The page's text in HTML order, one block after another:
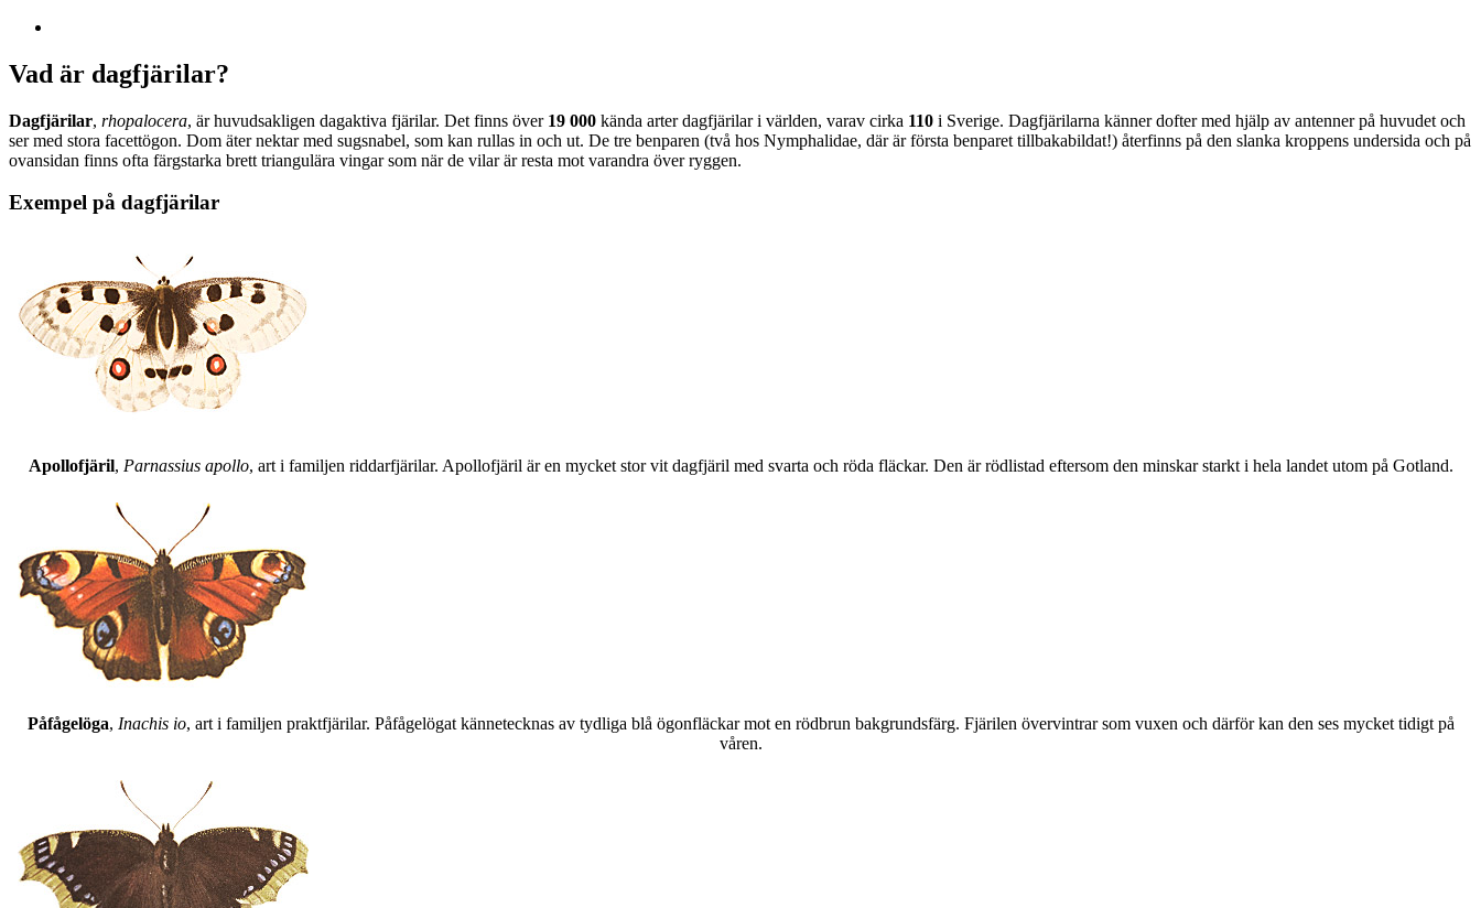
Vad är dagfjärilar?
Dagfjärilar, rhopalocera, är huvudsakligen dagaktiva fjärilar. Det finns över 19 000 kända arter dagfjärilar i världen, varav cirka 110 i Sverige. Dagfjärilarna känner dofter med hjälp av antenner på huvudet och
ser med stora facettögon. Dom äter nektar med sugsnabel, som kan rullas in och ut. De tre benparen (två hos Nymphalidae, där är första benparet tillbakabildat!) återfinns på den slanka kroppens undersida och på
ovansidan finns ofta färgstarka brett triangulära vingar som när de vilar är resta mot varandra över ryggen.
Exempel på dagfjärilar
Apollofjäril, Parnassius apollo, art i familjen riddarfjärilar. Apollofjäril är en mycket stor vit dagfjäril med svarta och röda fläckar. Den är rödlistad eftersom den minskar starkt i hela landet utom på Gotland.
Påfågelöga, Inachis io, art i familjen praktfjärilar. Påfågelögat kännetecknas av tydliga blå ögonfläckar mot en rödbrun bakgrundsfärg. Fjärilen övervintrar som vuxen och därför kan den ses mycket tidigt på
våren.